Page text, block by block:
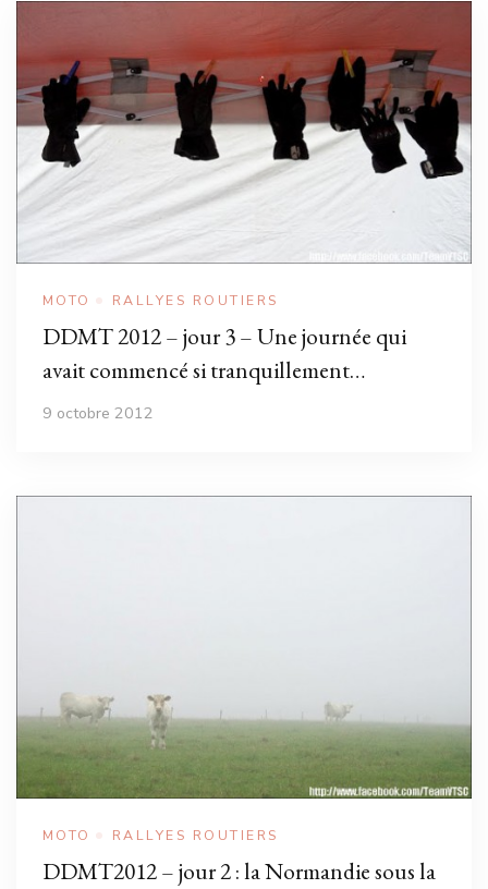
MOTO RALLYES ROUTIERS
DDMT 2012 – jour 3 – Une journée qui
avait commencé si tranquillement…
9 octobre 2012
MOTO RALLYES ROUTIERS
DDMT2012 – jour 2 : la Normandie sous la